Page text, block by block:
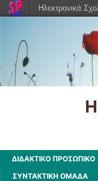
ΔΙΔΑΚΤΙΚΟ ΠΡΟΣΩΠΙΚΟ
ΣΥΝΤΑΚΤΙΚΗ ΟΜΑΔΑ
Ηλεκτρονικά